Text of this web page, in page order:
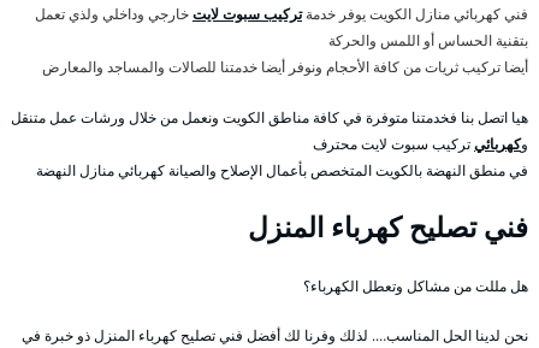
فني كهربائي منازل الكويت يوفر خدمةتركيب سبوت لايتخارجي وداخلي ولذي تعمل
بتقنية الحساس أو اللمس والحركة
أيضا تركيب ثريات من كافة الأحجام ونوفر أيضا خدمتنا للصالات والمساجد والمعارض
هيا اتصل بنا فخدمتنا متوفرة في كافة مناطق الكويت ونعمل من خلال ورشات عمل متنقل
وكهربائيتركيب سبوت لايت محترف
في منطق النهضة بالكويت المتخصص بأعمال الإصلاح والصيانة كهربائي منازل النهضة
فني تصليح كهرباء المنزل
هل مللت من مشاكل وتعطل الكهرباء؟
نحن لدينا الحل المناسب…. لذلك وفرنا لك أفضل فني تصليح كهرباء المنزل ذو خبرة في